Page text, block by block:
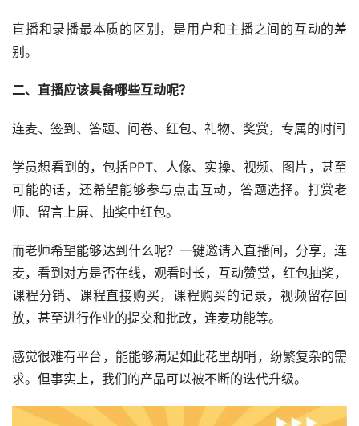
直播和录播最本质的区别，是用户和主播之间的互动的差
别。
二、直播应该具备哪些互动呢？
连麦、签到、答题、问卷、红包、礼物、奖赏，专属的时间
学员想看到的，包括PPT、人像、实操、视频、图片，甚至
可能的话，还希望能够参与点击互动，答题选择。打赏老
师、留言上屏、抽奖中红包。
而老师希望能够达到什么呢？一键邀请入直播间，分享，连
麦，看到对方是否在线，观看时长，互动赞赏，红包抽奖，
课程分销、课程直接购买，课程购买的记录，视频留存回
放，甚至进行作业的提交和批改，连麦功能等。
感觉很难有平台，能能够满足如此花里胡哨，纷繁复杂的需
求。但事实上，我们的产品可以被不断的迭代升级。